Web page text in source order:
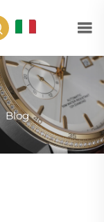
Blog